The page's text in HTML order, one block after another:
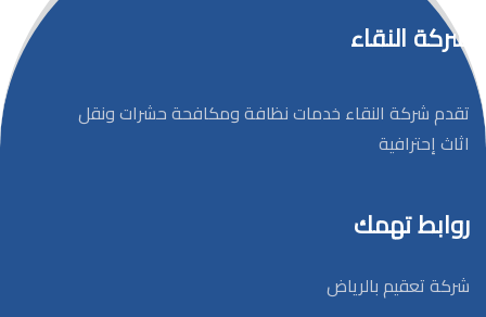
شركة النقاء
تقدم شركة النقاء خدمات نظافة ومكافحة حشرات ونقل
اثاث إحترافية
روابط تهمك
شركة تعقيم بالرياض